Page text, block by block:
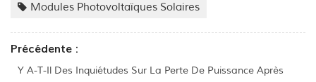
Modules Photovoltaïques Solaires
Précédente :
Y A-T-Il Des Inquiétudes Sur La Perte De Puissance Après